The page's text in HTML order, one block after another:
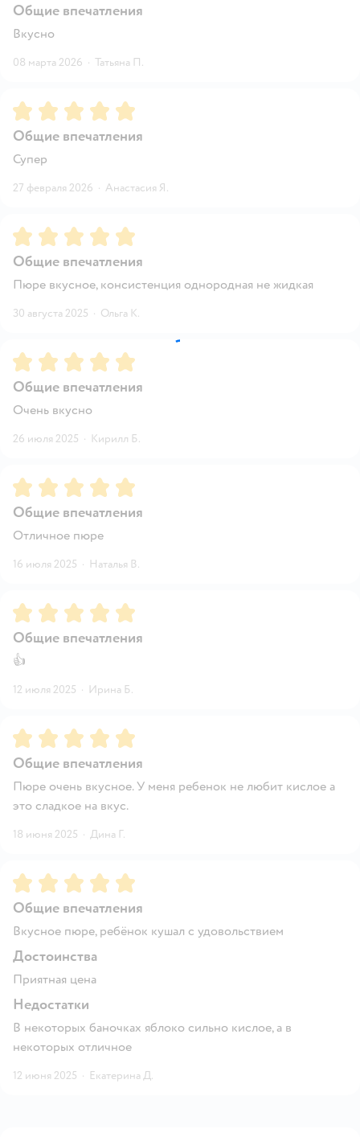
Общие впечатления
Вкусно
08 марта 2026 · Татьяна П.
Рейтинг:5
Общие впечатления
Супер
27 февраля 2026 · Анастасия Я.
Рейтинг:5
Общие впечатления
Пюре вкусное, консистенция однородная не жидкая
30 августа 2025 · Ольга К.
Рейтинг:5
Общие впечатления
Очень вкусно
26 июля 2025 · Кирилл Б.
Рейтинг:5
Общие впечатления
Отличное пюре
16 июля 2025 · Наталья В.
Рейтинг:5
Общие впечатления
👍
12 июля 2025 · Ирина Б.
Рейтинг:5
Общие впечатления
Пюре очень вкусное. У меня ребенок не любит кислое а
это сладкое на вкус.
18 июня 2025 · Дина Г.
Рейтинг:5
Общие впечатления
Вкусное пюре, ребёнок кушал с удовольствием
Достоинства
Приятная цена
Недостатки
В некоторых баночках яблоко сильно кислое, а в
некоторых отличное
12 июня 2025 · Екатерина Д.